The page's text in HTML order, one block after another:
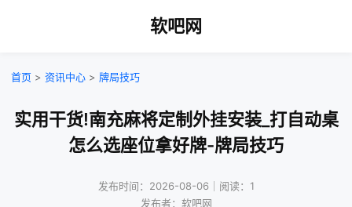
软吧网
首页 > 资讯中心 > 牌局技巧
实用干货!南充麻将定制外挂安装_打自动桌
怎么选座位拿好牌-牌局技巧
发布时间：2026-08-06｜阅读：1
发布者：软吧网